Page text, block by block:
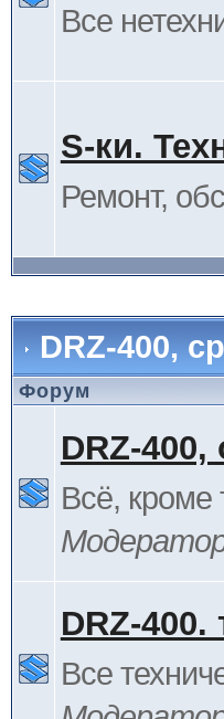
Все
S-ки.
Ремонт,
DRZ-400,
Форум
DRZ-
Всё, кроме
DRZ-400.
Все